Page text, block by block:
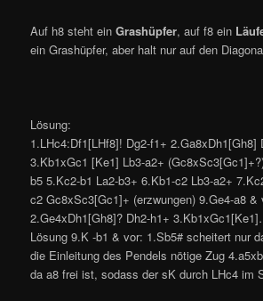
Auf h8 steht einGrashüpfer, auf f8 ein
ein Grashüpfer, aber halt nur auf den
Lösung:
1.LHc4:Df1[LHf8]! Dg2-f1+ 2.Ga8xDh1[Gh8]
3.Kb1xGc1 [Ke1] Lb3-a2+
b5 5.Kc2-b1 La2-b3+ 6.Kb1-c2 Lb3-a2+
c2 Gc8xSc3[Gc1]+ (erzwungen) 9.Ge4-a8 &
2.Ge4xDh1[Gh8]? Dh2-h1+
Lösung 9.K -b1 & vor: 1.Sb5# scheitert nur
die Einleitung des Pendels nötige Zug
da a8 frei ist, sodass der sK durch LHc4 im